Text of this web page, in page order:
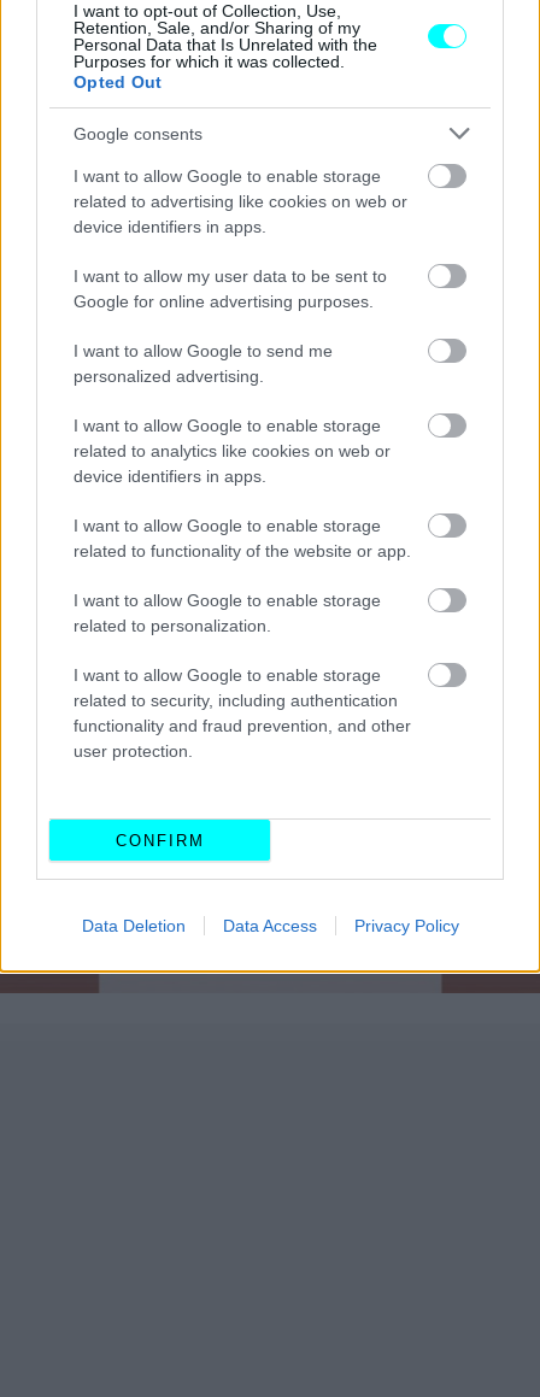
I want to opt-out of Collection, Use,
Retention, Sale, and/or Sharing of my
Personal Data that Is Unrelated with the
Purposes for which it was collected.
Opted Out
Google consents
I want to allow Google to enable storage
related to advertising like cookies on web or
device identifiers in apps.
I want to allow my user data to be sent to
Google for online advertising purposes.
I want to allow Google to send me
personalized advertising.
I want to allow Google to enable storage
related to analytics like cookies on web or
device identifiers in apps.
I want to allow Google to enable storage
related to functionality of the website or app.
I want to allow Google to enable storage
related to personalization.
I want to allow Google to enable storage
related to security, including authentication
functionality and fraud prevention, and other
user protection.
CONFIRM
Data Deletion Data Access Privacy Policy
Οι εκδόσεις παραμένουν ως έχουν: μία
335 ίππους
και μίατετρακίνητη με 536 ίππους. Όμως,
για το 2026 δέχθηκανβελτιώσεις στη ρύθμιση του
πλαισίουγια καλύτερο κράτημα, καθώς και
αυτονομία χάρη σε αναβαθμίσεις λογισμικού. Οι
υπάρχουσες μπαταρίες 64 kWh και 77 kWh
(κατά CLTC), και ίσως αυτά τα νούμερα
ανέβουν περαιτέρω.